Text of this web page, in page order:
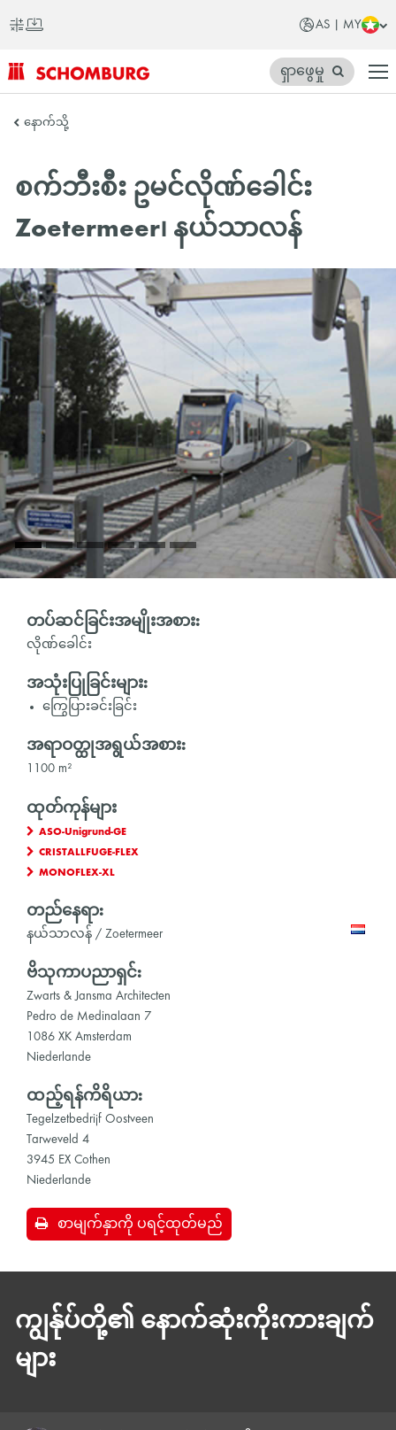
AS | MY
SCHOMBURG
ရှ
တိုက်
ရှာဖွေမှု
နောက်သို့
စက်ဘီးစီး ဥမင်လိုဏ်ခေါင်း
Zoetermeer၊ နယ်သာလန်
တပ်ဆင်ခြင်းအမျိုးအစား:
လိုဏ်ခေါင်း
အသုံးပြုခြင်းများ:
ကြွေပြားခင်းခြင်း
အရာဝတ္ထုအရွယ်အစား:
1100 m²
ထုတ်ကုန်များ
ASO-Unigrund-GE
CRISTALLFUGE-FLEX
MONOFLEX-XL
တည်နေရာ:
နယ်သာလန် / Zoetermeer
ဗိသုကာပညာရှင်:
Zwarts & Jansma Architecten
Pedro de Medinalaan 7
1086 XK Amsterdam
Niederlande
ထည့်ရန်ကိရိယာ:
Tegelzetbedrijf Oostveen
Tarweveld 4
3945 EX Cothen
Niederlande
စာမျက်နှာကို ပရင့်ထုတ်မည်
ကျွန်ုပ်တို့၏ နောက်ဆုံးကိုးကားချက်
များ